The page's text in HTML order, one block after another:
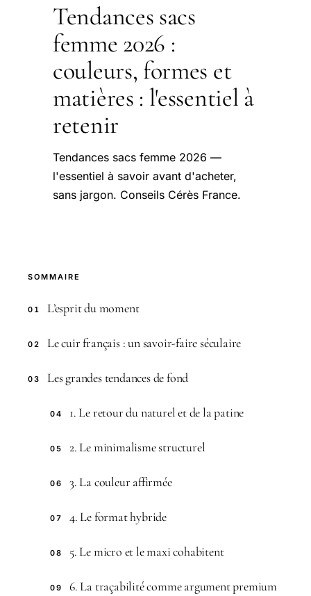
Tendances sacs
femme 2026 :
couleurs, formes et
matières : l'essentiel à
retenir
Tendances sacs femme 2026 —
l'essentiel à savoir avant d'acheter,
sans jargon. Conseils Cérès France.
SOMMAIRE
01 L’esprit du moment
02 Le cuir français : un savoir-faire séculaire
03 Les grandes tendances de fond
04 1. Le retour du naturel et de la patine
05 2. Le minimalisme structurel
06 3. La couleur affirmée
07 4. Le format hybride
08 5. Le micro et le maxi cohabitent
09 6. La traçabilité comme argument premium